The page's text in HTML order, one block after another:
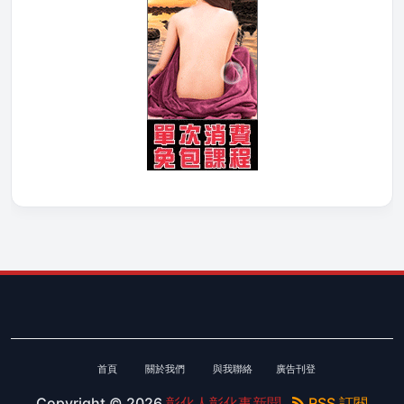
首頁 關於我們 與我聯絡 廣告刊登